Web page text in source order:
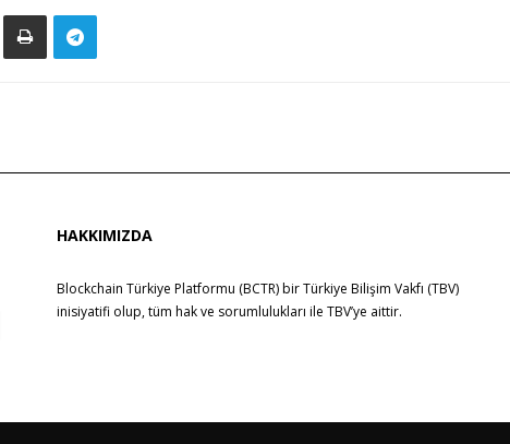
HAKKIMIZDA
Blockchain Türkiye Platformu (BCTR) birTürkiye Bilişim Vakfı (TBV)
inisiyatifi olup, tüm hak ve sorumlulukları ile TBV’ye aittir.